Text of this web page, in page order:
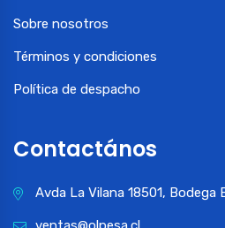
Sobre nosotros
Términos y condiciones
Política de despacho
Contactános
Avda La Vilana 18501, Bodega